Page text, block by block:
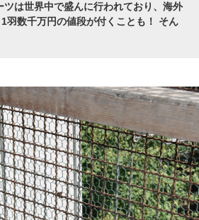
は世界中で盛んに行われており、海外
羽数千万円の値段が付くことも！ そん